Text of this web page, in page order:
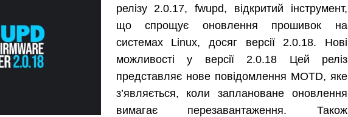
релізу 2.0.17, fwupd, відкритий інструмент,
що спрощує оновлення прошивок на
системах Linux, досяг версії 2.0.18. Нові
можливості у версії 2.0.18 Цей реліз
представляє нове повідомлення MOTD, яке
з’являється, коли заплановане оновлення
вимагає перезавантаження. Також